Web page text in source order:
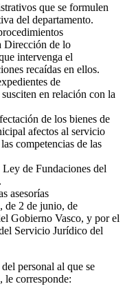
que se formulen
del departamento.
Dirección de lo
intervenga el
recaídas en ellos.
de
en relación con la
de los bienes de
afectos al servicio
competencias de las
de Fundaciones del
asesorías
de 2 de junio, de
Gobierno Vasco, y por el
Servicio Jurídico del
personal al que se
le corresponde: